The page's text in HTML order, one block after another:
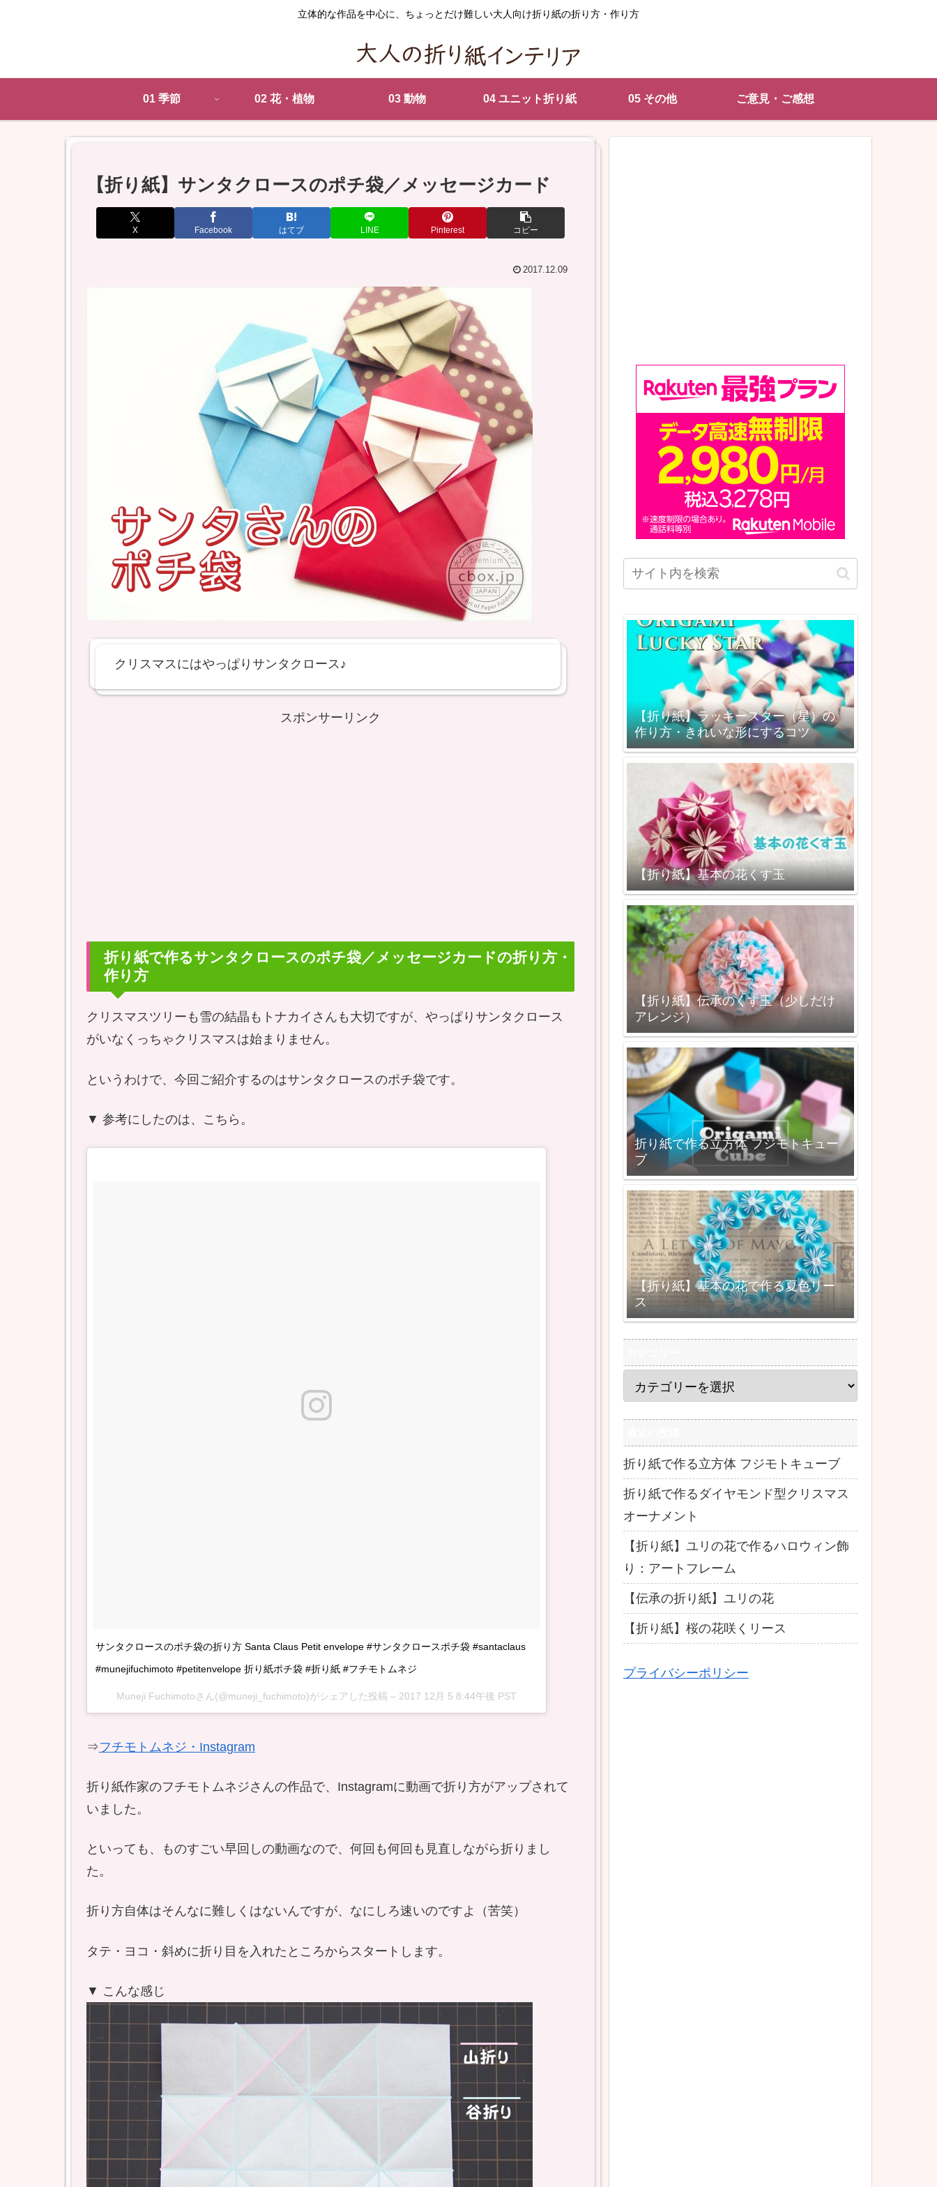
立体的な作品を中心に、ちょっとだけ難しい大人向け折り紙の折り方・作り方
01 季節 02 花・植物 03 動物 04 ユニット折り紙 05 その他 ご意見・ご感想
【折り紙】サンタクロースのポチ袋／メッセージカード
X Facebook はてブ LINE Pinterest コピー
2017.12.09
クリスマスにはやっぱりサンタクロース♪
スポンサーリンク
折り紙で作るサンタクロースのポチ袋／メッセージカードの折り方・
作り方
クリスマスツリーも雪の結晶もトナカイさんも大切ですが、やっぱりサンタクロース
がいなくっちゃクリスマスは始まりません。
というわけで、今回ご紹介するのはサンタクロースのポチ袋です。
▼ 参考にしたのは、こちら。
サンタクロースのポチ袋の折り方 Santa Claus Petit envelope #サンタクロースポチ袋 #santaclaus
#munejifuchimoto #petitenvelope 折り紙ポチ袋 #折り紙 #フチモトムネジ
Muneji Fuchimotoさん(@muneji_fuchimoto)がシェアした投稿 – 2017 12月 5 8:44午後 PST
⇒フチモトムネジ・Instagram
折り紙作家のフチモトムネジさんの作品で、Instagramに動画で折り方がアップされて
いました。
といっても、ものすごい早回しの動画なので、何回も何回も見直しながら折りまし
た。
折り方自体はそんなに難しくはないんですが、なにしろ速いのですよ（苦笑）
タテ・ヨコ・斜めに折り目を入れたところからスタートします。
▼ こんな感じ
【折り紙】ラッキースター（星）の
作り方・きれいな形にするコツ
【折り紙】基本の花くす玉
【折り紙】伝承のくす玉（少しだけ
アレンジ）
折り紙で作る立方体 フジモトキュー
ブ
【折り紙】基本の花で作る夏色リー
ス
折り紙で作る立方体 フジモトキューブ
折り紙で作るダイヤモンド型クリスマス
オーナメント
【折り紙】ユリの花で作るハロウィン飾
り：アートフレーム
【伝承の折り紙】ユリの花
【折り紙】桜の花咲くリース
プライバシーポリシー